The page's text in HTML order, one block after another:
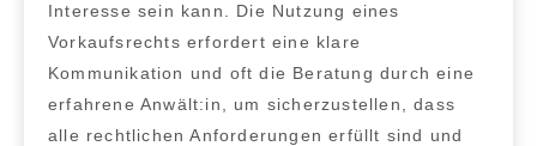
Interesse sein kann. Die Nutzung eines
Vorkaufsrechts erfordert eine klare
Kommunikation und oft die Beratung durch eine
erfahrene Anwält:in, um sicherzustellen, dass
alle rechtlichen Anforderungen erfüllt sind und